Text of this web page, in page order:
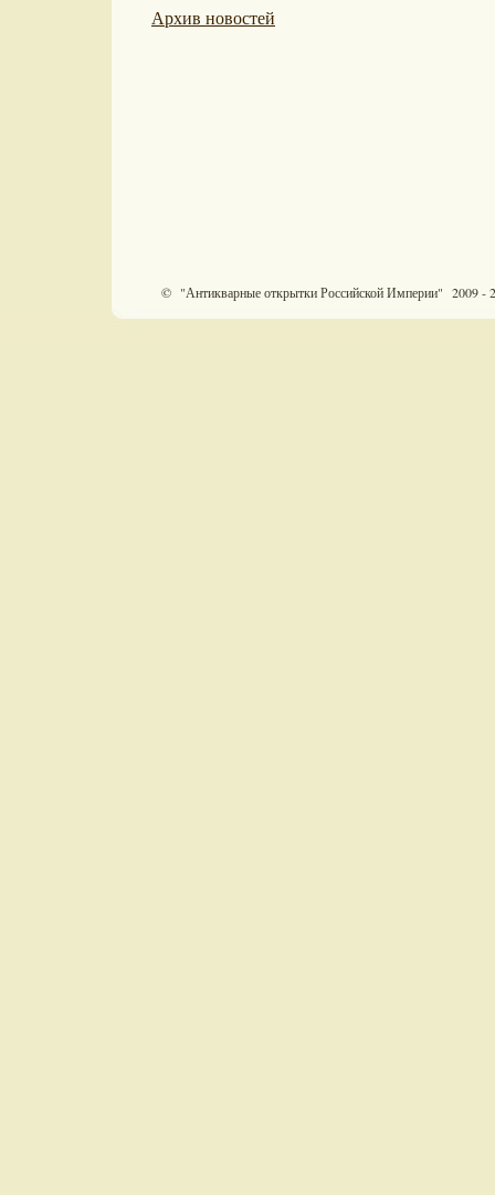
Архив новостей
© "Антикварные открытки Российской Империи" 2009 -